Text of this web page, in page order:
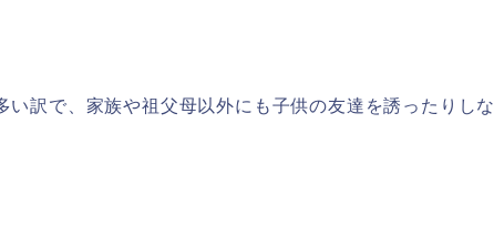
訳で、家族や祖父母以外にも子供の友達を誘ったりしな